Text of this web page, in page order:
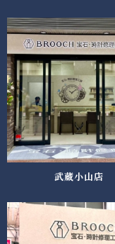
武蔵小山店